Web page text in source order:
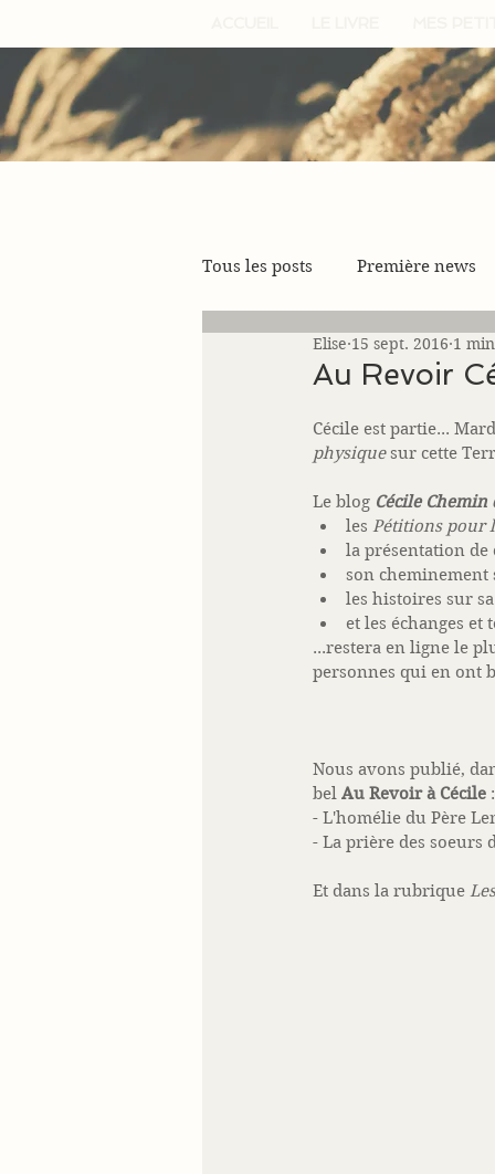
Tous les posts Première news
Au Revoir
Elise 15 sept. 2016 1
Cécile est partie...
physique sur cette
Le blog Cécile Chemin
les Pétitions pour
la présentation de
son cheminement
les histoires sur
et les échanges et
...restera en ligne le
personnes qui en ont
Nous avons publié,
bel Au Revoir à Cécile :
- L'homélie du Père
- La prière des soeurs
Et dans la rubrique